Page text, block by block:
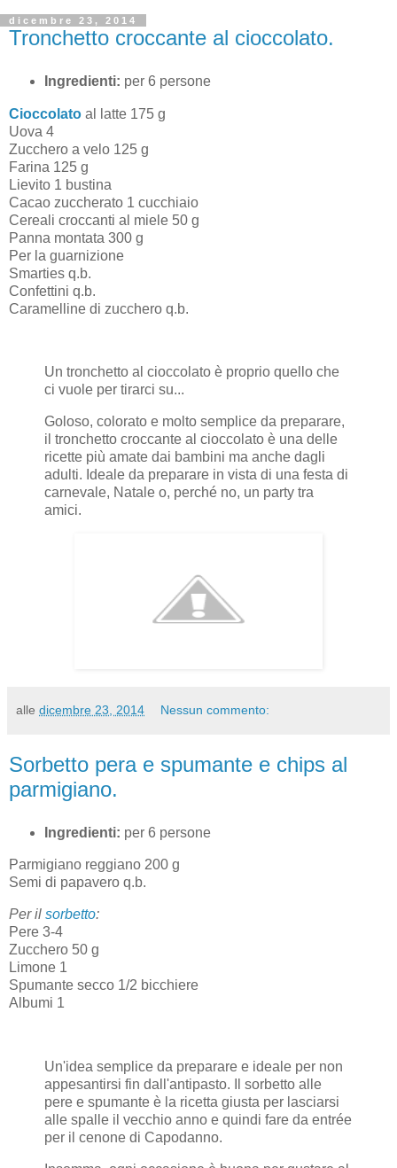
dicembre 23, 2014
Tronchetto croccante al cioccolato.
Ingredienti: per 6 persone
Cioccolato al latte 175 g
Uova 4
Zucchero a velo 125 g
Farina 125 g
Lievito 1 bustina
Cacao zuccherato 1 cucchiaio
Cereali croccanti al miele 50 g
Panna montata 300 g
Per la guarnizione
Smarties q.b.
Confettini q.b.
Caramelline di zucchero q.b.
Un tronchetto al cioccolato è proprio quello che
ci vuole per tirarci su...
Goloso, colorato e molto semplice da preparare,
il tronchetto croccante al cioccolato è una delle
ricette più amate dai bambini ma anche dagli
adulti. Ideale da preparare in vista di una festa di
carnevale, Natale o, perché no, un party tra
amici.
alle dicembre 23, 2014 Nessun commento:
Sorbetto pera e spumante e chips al
parmigiano.
Ingredienti: per 6 persone
Parmigiano reggiano 200 g
Semi di papavero q.b.
Per il sorbetto:
Pere 3-4
Zucchero 50 g
Limone 1
Spumante secco 1/2 bicchiere
Albumi 1
Un'idea semplice da preparare e ideale per non
appesantirsi fin dall'antipasto. Il sorbetto alle
pere e spumante è la ricetta giusta per lasciarsi
alle spalle il vecchio anno e quindi fare da entrée
per il cenone di Capodanno.